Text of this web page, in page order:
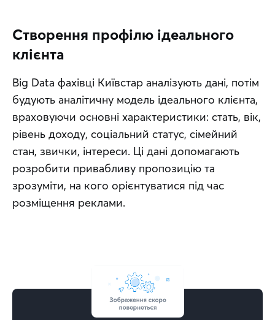
Створення профілю ідеального
клієнта
Big Data фахівці Київстар аналізують дані, потім
будують аналітичну модель ідеального клієнта,
враховуючи основні характеристики: стать, вік,
рівень доходу, соціальний статус, сімейний
стан, звички, інтереси. Ці дані допомагають
розробити привабливу пропозицію та
зрозуміти, на кого орієнтуватися під час
розміщення реклами.